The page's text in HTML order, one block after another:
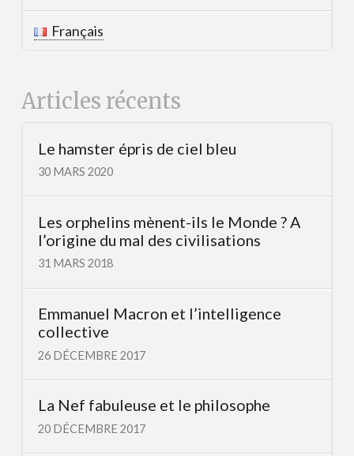
Français
Articles récents
Le hamster épris de ciel bleu
30 MARS 2020
Les orphelins mènent-ils le Monde ? A
l’origine du mal des civilisations
31 MARS 2018
Emmanuel Macron et l’intelligence
collective
26 DÉCEMBRE 2017
La Nef fabuleuse et le philosophe
20 DÉCEMBRE 2017